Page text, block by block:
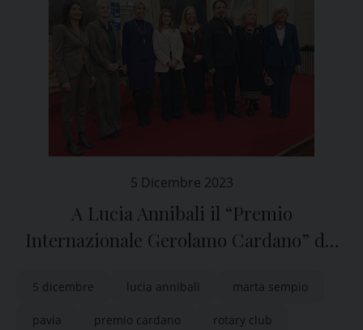
5 Dicembre 2023
A Lucia Annibali il “Premio
Internazionale Gerolamo Cardano” del
5 dicembre lucia annibali marta sempio
pavia premio cardano rotary club